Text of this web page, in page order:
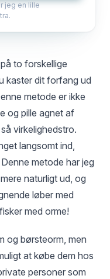
jeg en lille
to forskellige
kaster dit forfang ud
metode er ikke
og pille agnet af
virkelighedstro.
langsomt ind,
metode har jeg
naturligt ud, og
løber med
med orme!
og børsteorm, men
at købe dem hos
personer som